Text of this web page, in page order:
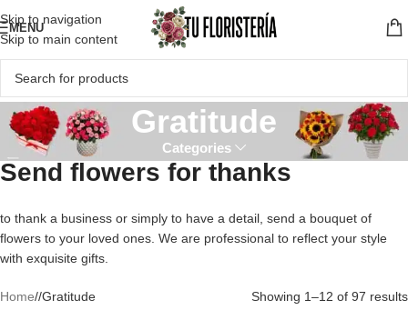
Skip to navigation
Skip to main content
MENU
Gratitude
Categories
Send flowers for thanks
to thank a business or simply to have a detail, send a bouquet of
flowers to your loved ones. We are professional to reflect your style
with exquisite gifts.
Home/ Gratitude Showing 1–12 of 97 results